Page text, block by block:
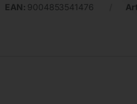
EAN: 9004853541476